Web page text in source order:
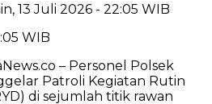
13 Juli 2026 - 22:05 WIB
WIB
– Personel Polsek
Patroli Kegiatan Rutin
di sejumlah titik rawan